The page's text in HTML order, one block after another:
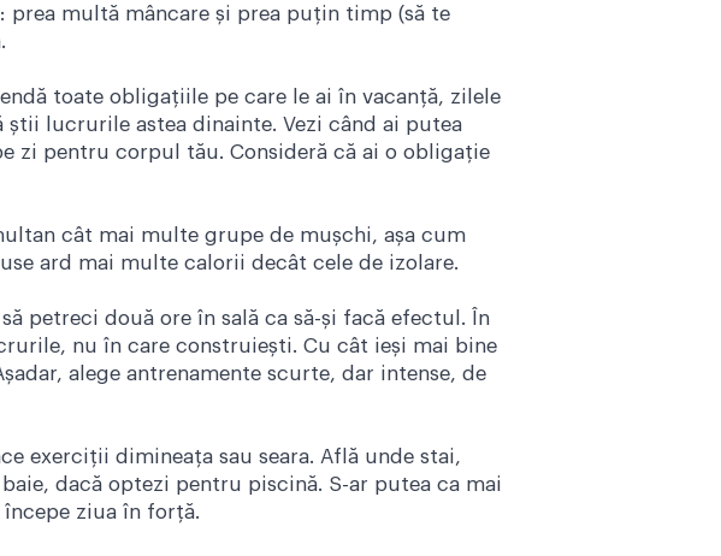
prea multă mâncare și prea puțin timp (să te
toate obligațiile pe care le ai în vacanță, zilele
lucrurile astea dinainte. Vezi când ai putea
zi pentru corpul tău. Consideră că ai o obligație
cât mai multe grupe de mușchi, așa cum
ard mai multe calorii decât cele de izolare.
petreci două ore în sală ca să-și facă efectul. În
nu în care construiești. Cu cât ieși mai bine
alege antrenamente scurte, dar intense, de
exerciții dimineața sau seara. Află unde stai,
dacă optezi pentru piscină. S-ar putea ca mai
ziua în forță.